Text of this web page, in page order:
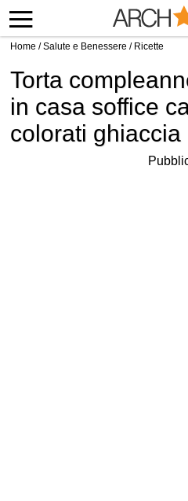
Home /Salute e Benessere / Ricette
Torta
in casa soffice
colorati